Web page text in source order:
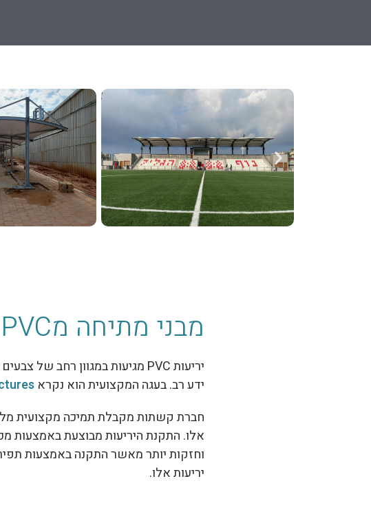
מבני מתיחה מPVC
יריעותPVC מגיעות במגוון רחב של
ידע רב. בעגה המקצועיתהוא נקרא
חברת קשתות מקבלת תמיכה מקצועית
אלו. התקנת היריעות מבוצעת באמצעות
וחזקות יותר מאשר התקנה באמצעות
יריעות אלו.